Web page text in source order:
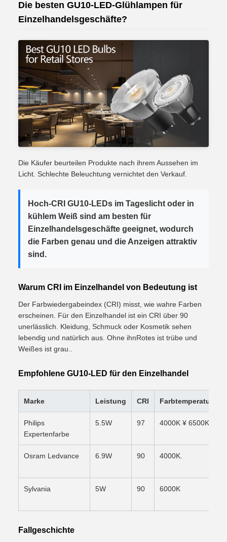
Die besten GU10-LED-Glühlampen für
Einzelhandelsgeschäfte?
Die Käufer beurteilen Produkte nach ihrem Aussehen im
Licht. Schlechte Beleuchtung vernichtet den Verkauf.
Hoch-CRI GU10-LEDs im Tageslicht oder in
kühlem Weiß sind am besten für
Einzelhandelsgeschäfte geeignet, wodurch
die Farben genau und die Anzeigen attraktiv
sind.
Warum CRI im Einzelhandel von Bedeutung ist
Der Farbwiedergabeindex (CRI) misst, wie wahre Farben
erscheinen. Für den Einzelhandel ist ein CRI über 90
unerlässlich. Kleidung, Schmuck oder Kosmetik sehen
lebendig und natürlich aus. Ohne ihnRotes ist trübe und
Weißes ist grau..
Empfohlene GU10-LED für den Einzelhandel
Marke Leistung CRI Farbtemperatur
Philips
Expertenfarbe
5.5W 97 4000K ¥ 6500K
Osram Ledvance 6.9W 90 4000K.
Sylvania 5W 90 6000K
Fallgeschichte